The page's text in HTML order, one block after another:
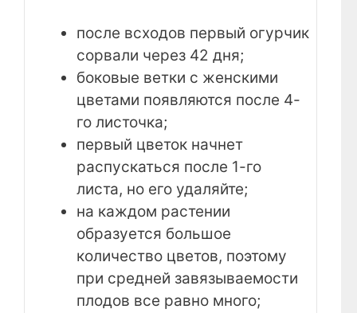
после всходов первый огурчик
сорвали через 42 дня;
боковые ветки с женскими
цветами появляются после 4-
го листочка;
первый цветок начнет
распускаться после 1-го
листа, но его удаляйте;
на каждом растении
образуется большое
количество цветов, поэтому
при средней завязываемости
плодов все равно много;